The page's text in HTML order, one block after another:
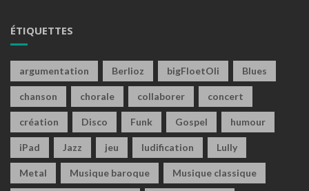
ÉTIQUETTES
argumentation Berlioz bigFloetOli Blues
chanson chorale collaborer concert
création Disco Funk Gospel humour
iPad Jazz jeu ludification Lully
Metal Musique baroque Musique classique